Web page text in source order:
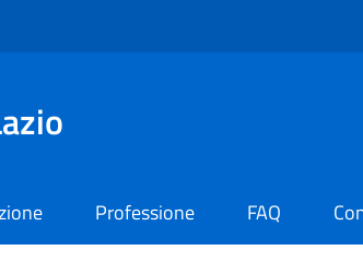
Professione FAQ